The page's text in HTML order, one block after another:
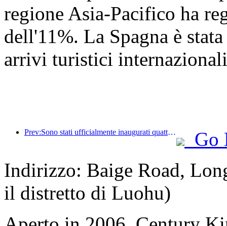
regione Asia-Pacifico ha
dell'11%. La Spagna è
arrivi turistici
Prev:Sono stati ufficialmente inaugurati quattro luoghi culturali, tra cui la nuova 'Jinling Poetry Hall' nella zona panoramica del lago Xuanwu a Nanchino.
Go
Indirizzo: Baige Road,
il distretto di Luohu)